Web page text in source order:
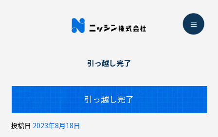
引っ越し完了
引っ越し完了
投稿日 2023年8月18日